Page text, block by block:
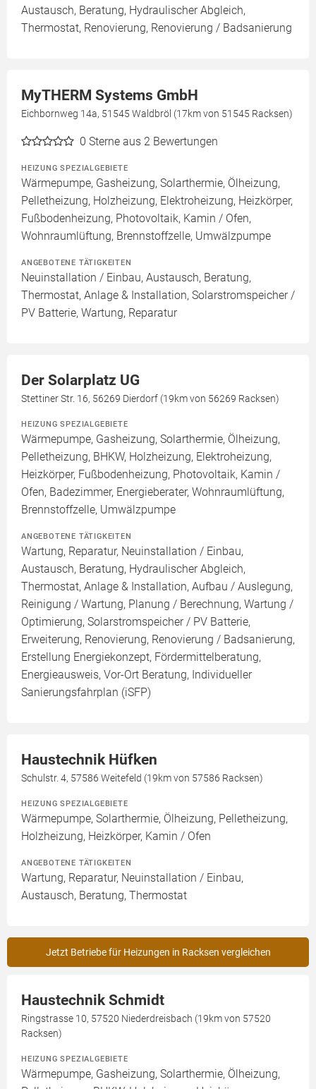
Austausch, Beratung, Hydraulischer Abgleich,
Thermostat, Renovierung, Renovierung / Badsanierung
MyTHERM Systems GmbH
Eichbornweg 14a, 51545 Waldbröl (17km von 51545 Racksen)
0 Sterne aus 2 Bewertungen
HEIZUNG SPEZIALGEBIETE
Wärmepumpe, Gasheizung, Solarthermie, Ölheizung,
Pelletheizung, Holzheizung, Elektroheizung, Heizkörper,
Fußbodenheizung, Photovoltaik, Kamin / Ofen,
Wohnraumlüftung, Brennstoffzelle, Umwälzpumpe
ANGEBOTENE TÄTIGKEITEN
Neuinstallation / Einbau, Austausch, Beratung,
Thermostat, Anlage & Installation, Solarstromspeicher /
PV Batterie, Wartung, Reparatur
Der Solarplatz UG
Stettiner Str. 16, 56269 Dierdorf (19km von 56269 Racksen)
HEIZUNG SPEZIALGEBIETE
Wärmepumpe, Gasheizung, Solarthermie, Ölheizung,
Pelletheizung, BHKW, Holzheizung, Elektroheizung,
Heizkörper, Fußbodenheizung, Photovoltaik, Kamin /
Ofen, Badezimmer, Energieberater, Wohnraumlüftung,
Brennstoffzelle, Umwälzpumpe
ANGEBOTENE TÄTIGKEITEN
Wartung, Reparatur, Neuinstallation / Einbau,
Austausch, Beratung, Hydraulischer Abgleich,
Thermostat, Anlage & Installation, Aufbau / Auslegung,
Reinigung / Wartung, Planung / Berechnung, Wartung /
Optimierung, Solarstromspeicher / PV Batterie,
Erweiterung, Renovierung, Renovierung / Badsanierung,
Erstellung Energiekonzept, Fördermittelberatung,
Energieausweis, Vor-Ort Beratung, Individueller
Sanierungsfahrplan (iSFP)
Haustechnik Hüfken
Schulstr. 4, 57586 Weitefeld (19km von 57586 Racksen)
HEIZUNG SPEZIALGEBIETE
Wärmepumpe, Solarthermie, Ölheizung, Pelletheizung,
Holzheizung, Heizkörper, Kamin / Ofen
ANGEBOTENE TÄTIGKEITEN
Wartung, Reparatur, Neuinstallation / Einbau,
Austausch, Beratung, Thermostat
Jetzt Betriebe für Heizungen in Racksen vergleichen
Haustechnik Schmidt
Ringstrasse 10, 57520 Niederdreisbach (19km von 57520
Racksen)
HEIZUNG SPEZIALGEBIETE
Wärmepumpe, Gasheizung, Solarthermie, Ölheizung,